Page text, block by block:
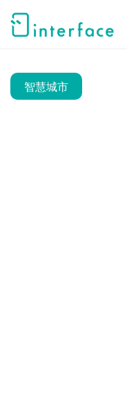
智慧城市